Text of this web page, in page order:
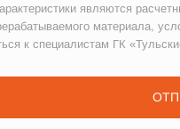
являются
материала,
к специалистам ГК